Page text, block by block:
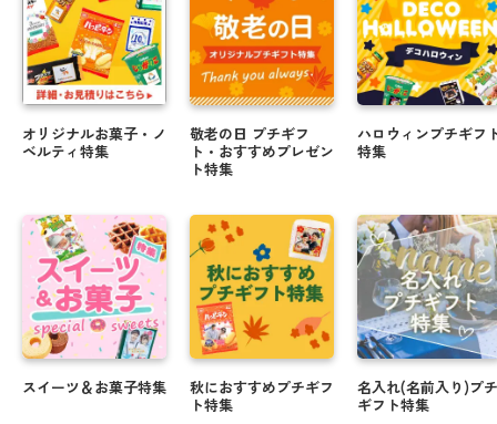
オリジナルお菓子・ノ
ベルティ特集
スイーツ＆お菓子特集
敬老の日 プチギフ
ト・おすすめプレゼン
ト特集
秋におすすめプチギフ
ト特集
ハロウィンプチギフ
特集
名入れ(名前入り)プチ
ギフト特集